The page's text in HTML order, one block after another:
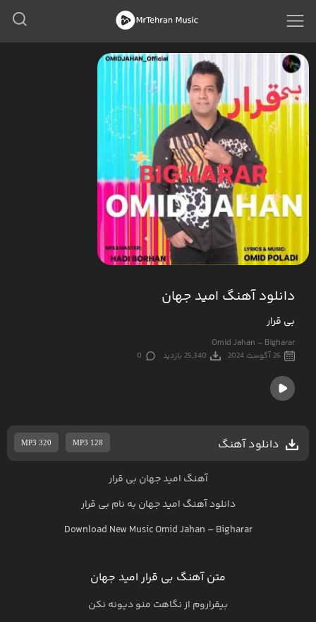
دانلود آهنگ امید جهان
بی قرار
Omid Jahan - Bigharar
26 آگوست 2024 25,340 بازدید 0
دانلود آهنگ MP3 320 MP3 128
آهنگ امید جهان بی قرار
دانلود آهنگ امید جهان به نام بی قرار
Download New MusicOmid Jahan – Bigharar
متن آهنگ بی قرار امید جهان
بیقراروم از نگاهت منو دیونه نکن